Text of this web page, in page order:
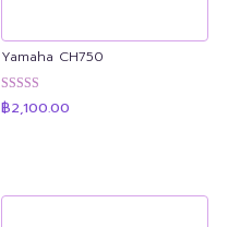
Yamaha CH750
ให้คะแนน
4.91
฿2,100.00